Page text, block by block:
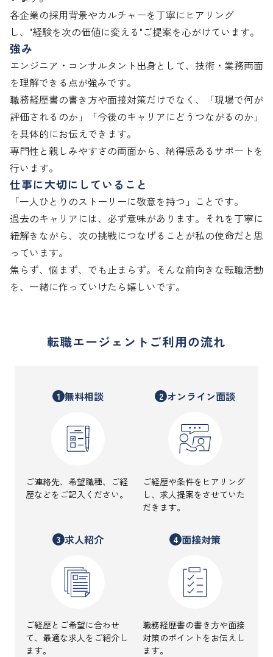
各企業の採用背景やカルチャーを丁寧にヒアリング
し、"経験を次の価値に変える"ご提案を心がけています。
強み
エンジニア・コンサルタント出身として、技術・業務両面
を理解できる点が強みです。
職務経歴書の書き方や面接対策だけでなく、「現場で何が
評価されるのか」「今後のキャリアにどうつながるのか」
を具体的にお伝えできます。
専門性と親しみやすさの両面から、納得感あるサポートを
行います。
仕事に大切にしていること
「一人ひとりのストーリーに敬意を持つ」ことです。
過去のキャリアには、必ず意味があります。それを丁寧に
紐解きながら、次の挑戦につなげることが私の使命だと思
っています。
焦らず、悩まず、でも止まらず。そんな前向きな転職活動
を、一緒に作っていけたら嬉しいです。
転職エージェントご利用の流れ
1 無料相談
ご連絡先、希望職種、ご経
歴などをご記入ください。
2 オンライン面談
ご経歴や条件をヒアリング
し、求人提案をさせていた
だきます。
3 求人紹介
ご経歴とご希望に合わせ
て、最適な求人をご紹介し
ます。
4 面接対策
職務経歴書の書き方や面接
対策のポイントをお伝えし
ます。